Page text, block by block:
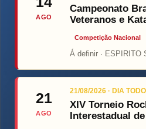
AGO
Campeonato
Veteranos e
Competição Nacional
Á definir · ESPIRITO
21
AGO
21/08/2026 · DIA TODO
XIV Torneio
Interestadual